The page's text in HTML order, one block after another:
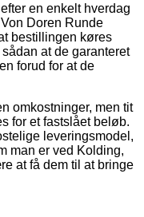
en enkelt hverdag
Doren Runde
bestillingen køres
at de garanteret
forud for at de
omkostninger, men tit
for et fastslået beløb.
leveringsmodel,
man er ved Kolding,
at få dem til at bringe